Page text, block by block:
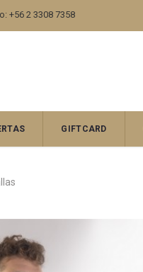
+56 2 3308 7358
GIFTCARD